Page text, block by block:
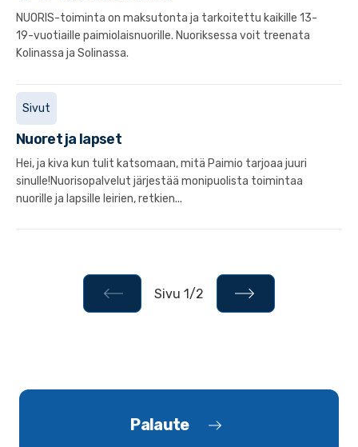
NUORIS-toiminta on maksutonta ja tarkoitettu kaikille 13-
19-vuotiaille paimiolaisnuorille. Nuoriksessa voit treenata
Kolinassa ja Solinassa.
Sivut
Nuoret ja lapset
Hei, ja kiva kun tulit katsomaan, mitä Paimio tarjoaa juuri
sinulle!Nuorisopalvelut järjestää monipuolista toimintaa
nuorille ja lapsille leirien, retkien...
Sivu 1/2
Palaute